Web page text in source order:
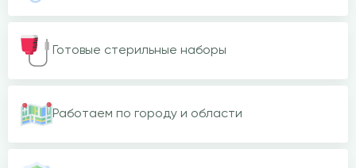
Готовые стерильные наборы
Работаем по городу и области